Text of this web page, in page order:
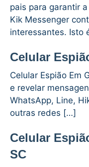
pais para garantir
Kik Messenger
interessantes. Isto
Celular
Celular Espião Em
e revelar
WhatsApp, Line,
outras redes […]
Celular
SC